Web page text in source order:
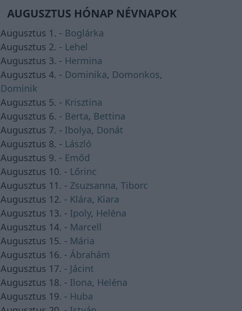
AUGUSZTUS HÓNAP NÉVNAPOK
Augusztus 1. - Boglárka
Augusztus 2. - Lehel
Augusztus 3. - Hermina
Augusztus 4. - Dominika, Domonkos,
Dominik
Augusztus 5. - Krisztina
Augusztus 6. - Berta, Bettina
Augusztus 7. - Ibolya, Donát
Augusztus 8. - László
Augusztus 9. - Emőd
Augusztus 10. - Lőrinc
Augusztus 11. - Zsuzsanna, Tiborc
Augusztus 12. - Klára, Kiara
Augusztus 13. - Ipoly, Heléna
Augusztus 14. - Marcell
Augusztus 15. - Mária
Augusztus 16. - Ábrahám
Augusztus 17. - Jácint
Augusztus 18. - Ilona, Heléna
Augusztus 19. - Huba